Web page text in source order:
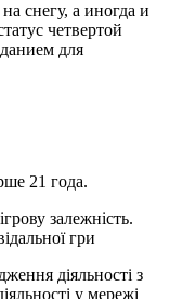
снегу, а иногда и
четвертой
для
21 года.
залежність.
гри
діяльності з
у мережі